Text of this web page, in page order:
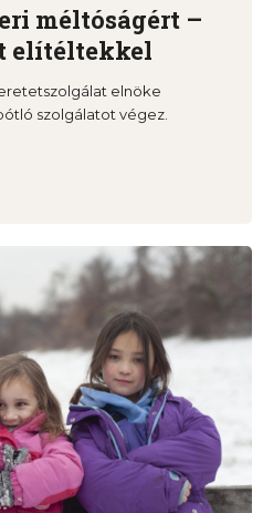
méltóságért –
elítéltekkel
elnöke
szolgálatot végez.